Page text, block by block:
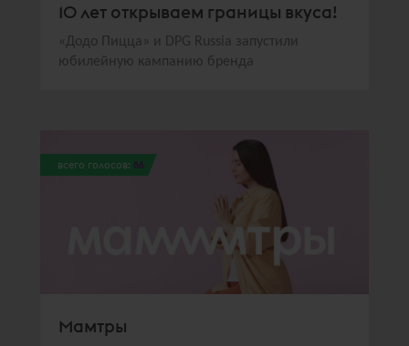
10 лет открываем границы вкуса!
«Додо Пицца» и DPG Russia запустили
юбилейную кампанию бренда
всего голосов: 86
Мамтры